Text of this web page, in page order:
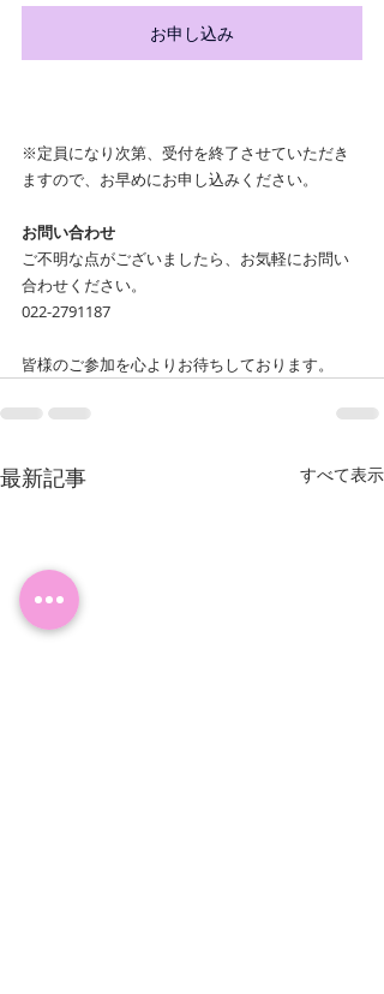
お申し込み
※定員になり次第、受付を終了させていただき
ますので、お早めにお申し込みください。
お問い合わせ
ご不明な点がございましたら、お気軽にお問い
合わせください。
022-2791187
皆様のご参加を心よりお待ちしております。
最新記事 すべて表示